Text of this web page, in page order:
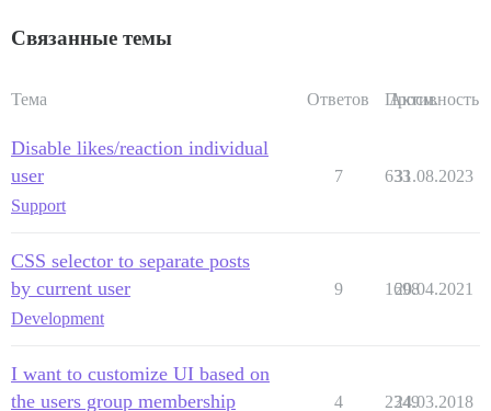
Связанные темы
Тема Ответов Просм.
Активность
Disable likes/reaction individual
user
Support
7 633
31.08.2023
CSS selector to separate posts
by current user
Development
9 1698
20.04.2021
I want to customize UI based on
the users group membership
4 2349
24.03.2018